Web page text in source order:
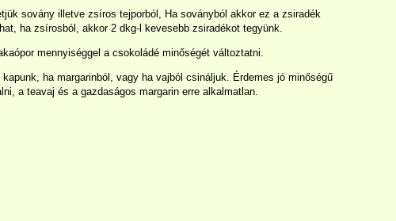
sovány illetve zsíros tejporból, Ha soványból akkor ez a zsiradék
ha zsírosból, akkor 2 dkg-l kevesebb zsiradékot tegyünk.
mennyiséggel a csokoládé minőségét változtatni.
ha margarinból, vagy ha vajból csináljuk. Érdemes jó minőségű
a teavaj és a gazdaságos margarin erre alkalmatlan.